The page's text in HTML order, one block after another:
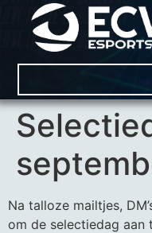
Na talloze mailtjes,
om de selectiedag aan